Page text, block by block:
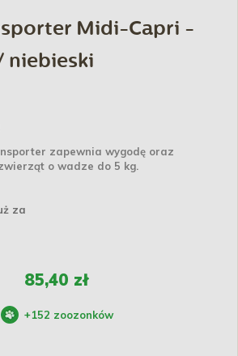
Midi-Capri -
niebieski
zapewnia wygodę oraz
o wadze do 5 kg.
za
85,40 zł
+152 zoozonków